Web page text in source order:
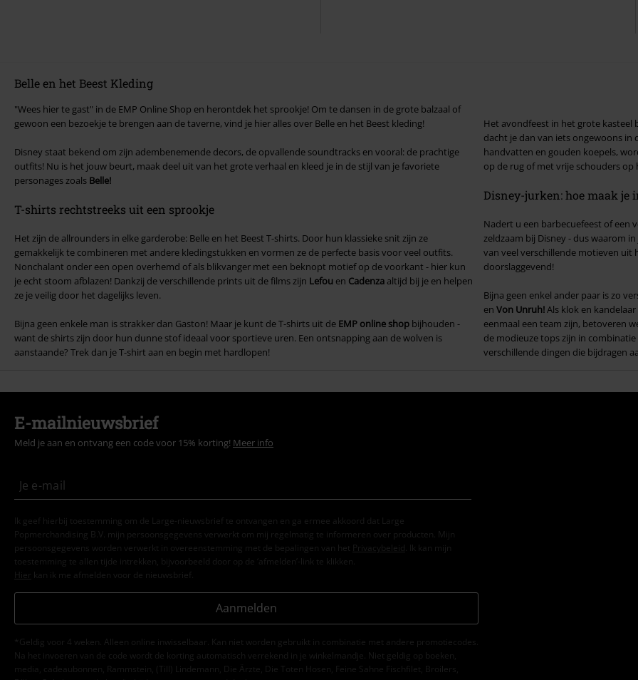
Belle en het Beest Kleding
"Wees hier te gast" in de EMP Online Shop en herontdek het sprookje! Om te dansen in de grote balzaal of
gewoon een bezoekje te brengen aan de taverne, vind je hier alles over Belle en het Beest kleding!
Disney staat bekend om zijn adembenemende decors, de opvallende soundtracks en vooral: de prachtige
outfits! Nu is het jouw beurt, maak deel uit van het grote verhaal en kleed je in de stijl van je favoriete
personages zoals Belle!
T-shirts rechtstreeks uit een sprookje
Het zijn de allrounders in elke garderobe: Belle en het Beest T-shirts. Door hun klassieke snit zijn ze
gemakkelijk te combineren met andere kledingstukken en vormen ze de perfecte basis voor veel outfits.
Nonchalant onder een open overhemd of als blikvanger met een beknopt motief op de voorkant - hier kun
je echt stoom afblazen! Dankzij de verschillende prints uit de films zijn Lefou en Cadenza altijd bij je en helpen
ze je veilig door het dagelijks leven.
Bijna geen enkele man is strakker dan Gaston! Maar je kunt de T-shirts uit de EMP online shop bijhouden -
want de shirts zijn door hun dunne stof ideaal voor sportieve uren. Een ontsnapping aan de wolven is
aanstaande? Trek dan je T-shirt aan en begin met hardlopen!
Het avondfeest in het grote kasteel
dacht je dan van iets ongewoons in
handvatten en gouden koepels,
op de rug of met vrije schouders
Disney-jurken: hoe maak je
Nadert u een barbecuefeest of een
zeldzaam bij Disney - dus waarom
van veel verschillende motieven uit
doorslaggevend!
Bijna geen enkel ander paar is zo
en Von Unruh!Als klok en kandelaar
eenmaal een team zijn, betoveren
de modieuze tops zijn in
verschillende dingen die bijdragen
E-mailnieuwsbrief
Meld je aan en ontvang een code voor 15% korting! Meer info
Ik geef hierbij toestemming om de Large-nieuwsbrief te ontvangen en ga ermee akkoord dat Large
Popmerchandising B.V. mijn persoonsgegevens verwerkt om mij regelmatig te informeren over producten. Mijn
persoonsgegevens worden verwerkt in overeenstemming met de bepalingen van het
Privacybeleid . Ik kan mijn
toestemming te allen tijde intrekken, bijvoorbeeld door op de ‘afmelden’-link te klikken.
Hier kan ik me afmelden voor de nieuwsbrief.
Aanmelden
*Geldig voor 4 weken. Alleen online inwisselbaar. Kan niet worden gebruikt in combinatie met andere promotiecodes.
Na het invoeren van de code wordt de korting automatisch verrekend in je winkelmandje. Niet geldig op boeken,
media, cadeaubonnen, Rammstein, (Till) Lindemann, Die Ärzte, Die Toten Hosen, Feine Sahne Fischfilet, Broilers,